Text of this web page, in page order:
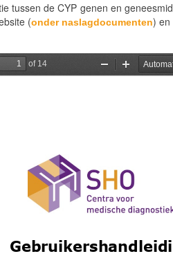
tussen de CYP genen en
(onder naslagdocumenten)